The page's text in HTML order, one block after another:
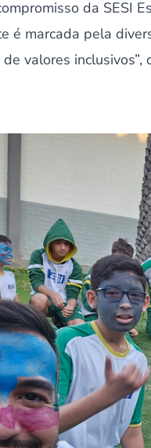
da SESI
é marcada pela
valores inclusivos”,